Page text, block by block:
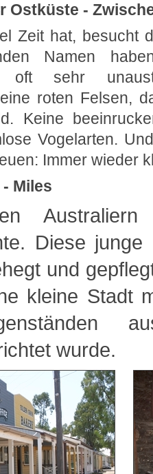
Ostküste -
Zeit hat, besucht
Namen
oft sehr
roten Felsen,
Keine
Vogelarten.
Immer wieder
Miles
Diese
und
kleine Stadt
wurde.